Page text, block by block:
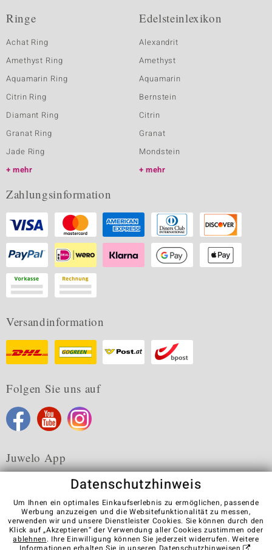
Ringe
Achat Ring
Amethyst Ring
Aquamarin Ring
Citrin Ring
Diamant Ring
Granat Ring
Jade Ring
mehr
Edelsteinlexikon
Alexandrit
Amethyst
Aquamarin
Bernstein
Citrin
Granat
Mondstein
mehr
Zahlungsinformation
Versandinformation
Folgen Sie uns auf
Juwelo App
Karriere AGB Datenschutz Cookies
Impressum
Kontakt
Vertrag widerrufen
Datenschutzhinweis
Um Ihnen ein optimales Einkaufserlebnis zu ermöglichen, passende
Werbung anzuzeigen und die Websitefunktionalität zu messen,
verwenden wir und unsere Dienstleister Cookies. Sie können durch den
Klick auf „Akzeptieren“ der Verwendung aller Cookies zustimmen oder
ablehnen. Ihre Einwilligung können Sie jederzeit widerrufen. Weitere